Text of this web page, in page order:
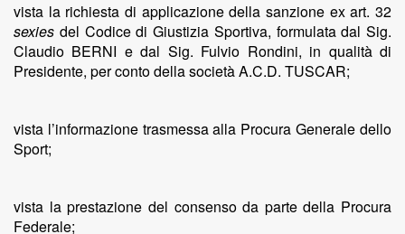
vista la richiesta di applicazione della sanzione ex art. 32
sexies del Codice di Giustizia Sportiva, formulata dal Sig.
Claudio BERNI e dal Sig. Fulvio Rondini, in qualità di
Presidente, per conto della società A.C.D. TUSCAR;
vista l’informazione trasmessa alla Procura Generale dello
Sport;
vista la prestazione del consenso da parte della Procura
Federale;